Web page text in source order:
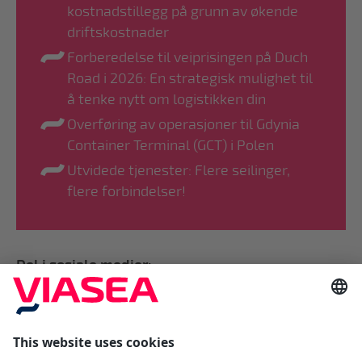
kostnadstillegg på grunn av økende
driftskostnader
Forberedelse til veiprisingen på Duch
Road i 2026: En strategisk mulighet til
å tenke nytt om logistikken din
Overføring av operasjoner til Gdynia
Container Terminal (GCT) i Polen
Utvidede tjenester: Flere seilinger,
flere forbindelser!
Del i sosiale medier: